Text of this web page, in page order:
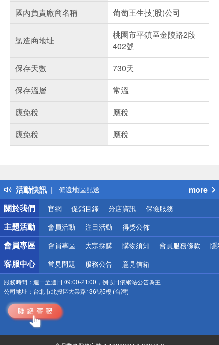
國內負責廠商名稱
葡萄王生技(股)公司
製造商地址
桃園市平鎮區金陵路2段
402號
保存天數
730天
保存溫層
常溫
應免稅
應稅
應免稅
應稅
活動快訊
詐騙網頁！請小心！
銀行優惠
偏遠地區配送
詐騙網頁！請小心！
more
關於我們
官網 促銷目錄 分店資訊 保險服務
主題活動 會員活動 注目活動 得獎公佈
會員專區 會員專區 大宗採購 購物須知 會員服務條款 隱
客服中心 常見問題 服務公告 意見信箱
服務時間： 週一至週日 09:00-21:00，例假日依網站公告為主
公司地址： 台北市北投區大業路136號5樓 (台灣)